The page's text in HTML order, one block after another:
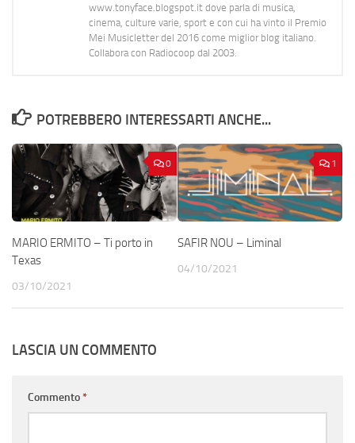
www.tonyface.blogspot.it dove parla di musica,
cinema, culture varie, sport e con cui ha vinto il Premio
Mei Musicletter del 2016 come miglior blog italiano.
Collabora con Radiocoop dal 2003.
POTREBBERO INTERESSARTI ANCHE...
0
MARIO ERMITO – Ti porto in
Texas
03/10/2021
1
SAFIR NOU – Liminal
04/10/2021
LASCIA UN COMMENTO
Commento*